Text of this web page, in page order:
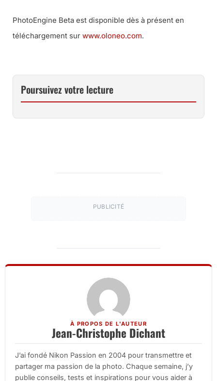
PhotoEngine Beta est disponible dès à présent en
téléchargement sur www.oloneo.com.
Poursuivez votre lecture
PUBLICITÉ
À PROPOS DE L'AUTEUR
Jean-Christophe Dichant
J’ai fondé Nikon Passion en 2004 pour transmettre et
partager ma passion de la photo. Chaque semaine, j’y
publie conseils, tests et inspirations pour vous aider à